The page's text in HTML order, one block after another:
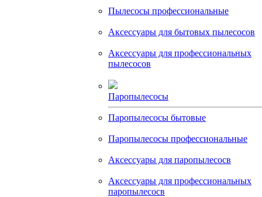
Пылесосы профессиональные
Аксессуары для бытовых пылесосов
Аксессуары для профессиональных
пылесосов
Паропылесосы
Паропылесосы бытовые
Паропылесосы профессиональные
Аксессуары для паропылесосв
Аксессуары для профессиональных
паропылесосв